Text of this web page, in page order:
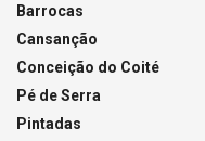
Barrocas
Cansanção
Conceição do Coité
Pé de Serra
Pintadas